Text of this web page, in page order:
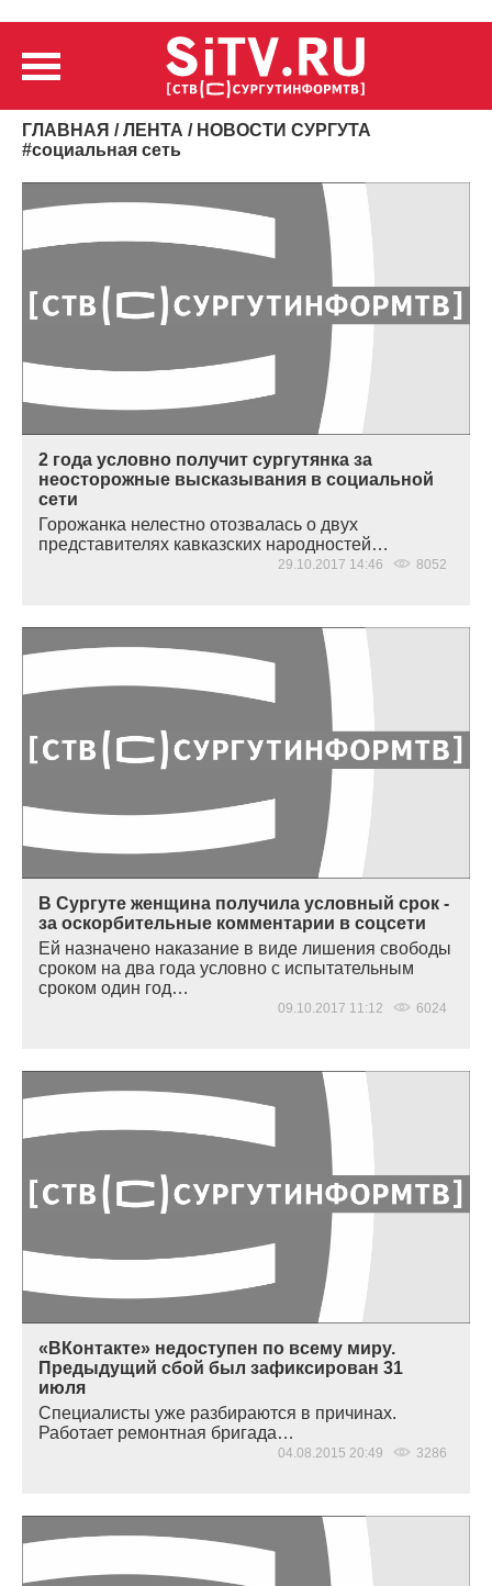
ГЛАВНАЯ /ЛЕНТА / НОВОСТИ СУРГУТА
#социальная сеть
2 года условно получит сургутянка за
неосторожные высказывания в социальной
сети
Горожанка нелестно отозвалась о двух
представителях кавказских народностей…
29.10.2017 14:46 8052
В Сургуте женщина получила условный срок -
за оскорбительные комментарии в соцсети
Ей назначено наказание в виде лишения свободы
сроком на два года условно с испытательным
сроком один год…
09.10.2017 11:12 6024
«ВКонтакте» недоступен по всему миру.
Предыдущий сбой был зафиксирован 31
июля
Специалисты уже разбираются в причинах.
Работает ремонтная бригада…
04.08.2015 20:49 3286